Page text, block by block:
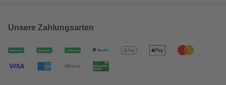
Unsere Zahlungsarten